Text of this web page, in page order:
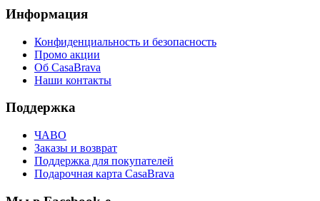
Информация
Конфиденциальность и безопасность
Промо акции
Об CasaBrava
Наши контакты
Поддержка
ЧАВО
Заказы и возврат
Поддержка для покупателей
Подарочная карта CasaBrava